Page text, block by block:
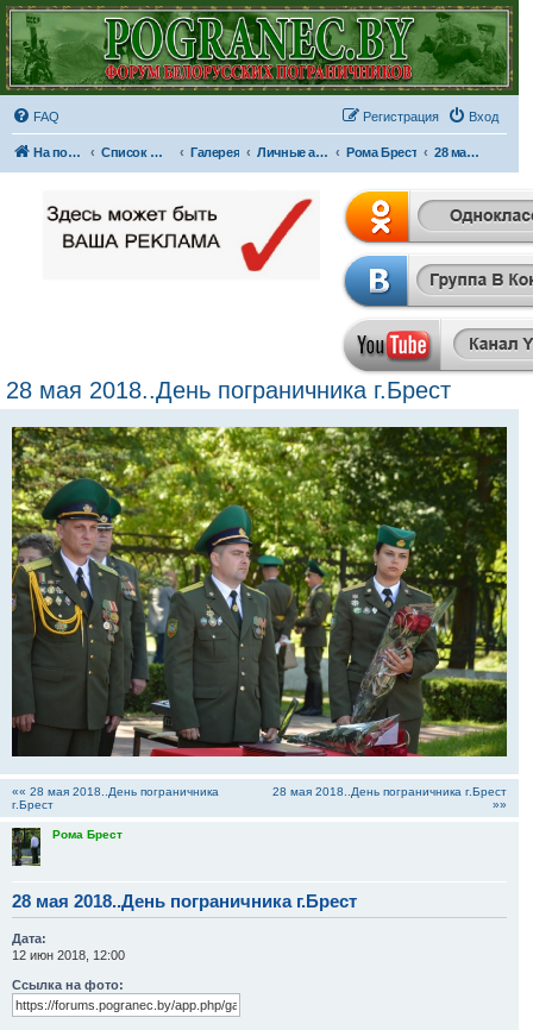
FAQ Вход
Регистрация
На портал Список форумов Галерея Личные альбомы Рома Брест 28 мая 2018..День пограничника г.Брест
28 мая 2018..День пограничника г.Брест
«« 28 мая 2018..День пограничника
г.Брест
28 мая 2018..День пограничника г.Брест
»»
Рома Брест
28 мая 2018..День пограничника г.Брест
Дата:
12 июн 2018, 12:00
Ссылка на фото: